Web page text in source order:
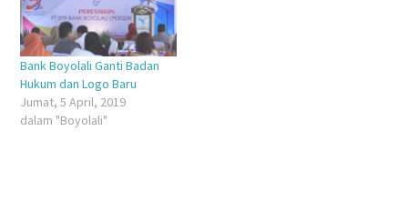
Bank Boyolali Ganti Badan
Hukum dan Logo Baru
Jumat, 5 April, 2019
dalam "Boyolali"